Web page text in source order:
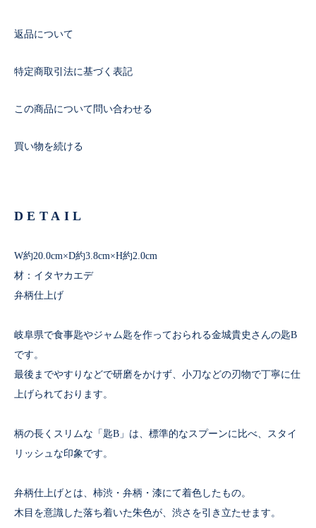
返品について
特定商取引法に基づく表記
この商品について問い合わせる
買い物を続ける
DETAIL
W約20.0cm×D約3.8cm×H約2.0cm
材：イタヤカエデ
弁柄仕上げ
岐阜県で食事匙やジャム匙を作っておられる金城貴史さんの匙B
です。
最後までやすりなどで研磨をかけず、小刀などの刃物で丁寧に仕
上げられております。
柄の長くスリムな「匙B」は、標準的なスプーンに比べ、スタイ
リッシュな印象です。
弁柄仕上げとは、柿渋・弁柄・漆にて着色したもの。
木目を意識した落ち着いた朱色が、渋さを引き立たせます。